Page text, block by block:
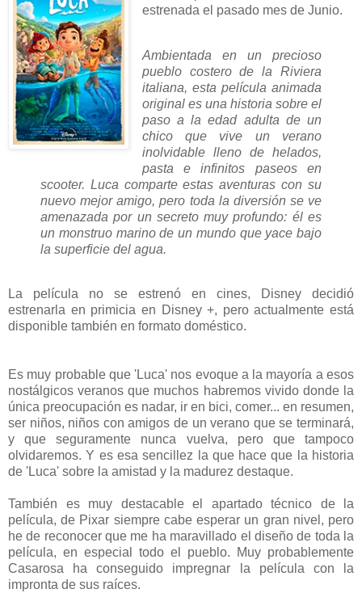
estrenada el pasado mes de Junio.
Ambientada en un precioso
pueblo costero de la Riviera
italiana, esta película animada
original es una historia sobre el
paso a la edad adulta de un
chico que vive un verano
inolvidable lleno de helados,
pasta e infinitos paseos en
scooter. Luca comparte estas aventuras con su
nuevo mejor amigo, pero toda la diversión se ve
amenazada por un secreto muy profundo: él es
un monstruo marino de un mundo que yace bajo
la superficie del agua.
La película no se estrenó en cines, Disney decidió
estrenarla en primicia en Disney +, pero actualmente está
disponible también en formato doméstico.
Es muy probable que 'Luca' nos evoque a la mayoría a esos
nostálgicos veranos que muchos habremos vivido donde la
única preocupación es nadar, ir en bici, comer... en resumen,
ser niños, niños con amigos de un verano que se terminará,
y que seguramente nunca vuelva, pero que tampoco
olvidaremos. Y es esa sencillez la que hace que la historia
de 'Luca' sobre la amistad y la madurez destaque.
También es muy destacable el apartado técnico de la
película, de Pixar siempre cabe esperar un gran nivel, pero
he de reconocer que me ha maravillado el diseño de toda la
película, en especial todo el pueblo. Muy probablemente
Casarosa ha conseguido impregnar la película con la
impronta de sus raíces.